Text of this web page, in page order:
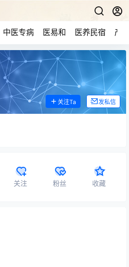
中医专病 医易和 医养民宿 产
关注Ta 发私信
关注 粉丝 收藏